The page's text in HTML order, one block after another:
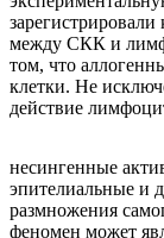
между СКК и
том, что
клетки. Не
действие
несингенные
эпителиальные и
размножения
феномен может